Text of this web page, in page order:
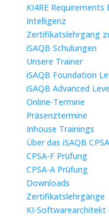
KI4RE
Intelligenz
Zertifikatslehrgang
iSAQB Schulungen
Unsere Trainer
iSAQB Foundation
iSAQB Advanced
Online-Termine
Präsenztermine
Inhouse Trainings
Über das iSAQB
CPSA-F Prüfung
CPSA-A Prüfung
Downloads
Zertifikatslehrgänge
KI-Softwarearchitekt